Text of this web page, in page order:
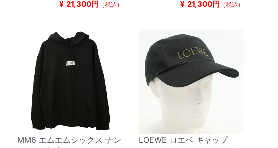
¥ 21,300円 （税込） ¥ 21,300円 （税込）
MM6 エムエムシックス ナン
LOEWE ロエベ キャップ